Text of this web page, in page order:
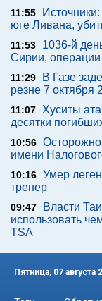
11:55
юге Ливана,
11:53
1036-й
Сирии,
11:29
В Газе
резне 7 октября
11:07 Хуситы
десятки
10:56
имени
10:16 Умер
тренер
09:47
Власти
использовать
TSA
Пятница, 07 августа